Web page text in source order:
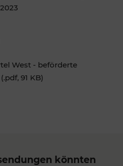
West - beförderte
91 KB)
könnten